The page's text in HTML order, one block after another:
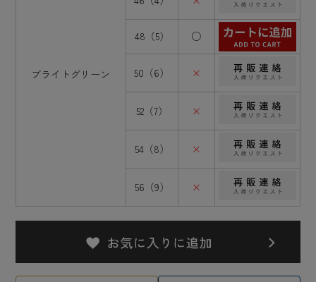
ブライトグリーン
48（5） ○
50（6） ×
52（7） ×
54（8） ×
56（9） ×